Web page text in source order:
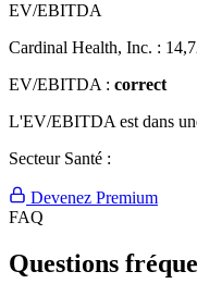
EV/EBITDA
Cardinal Health, Inc. :
EV/EBITDA : correct
L'EV/EBITDA est dans
Secteur Santé :
Devenez Premium
FAQ
Questions